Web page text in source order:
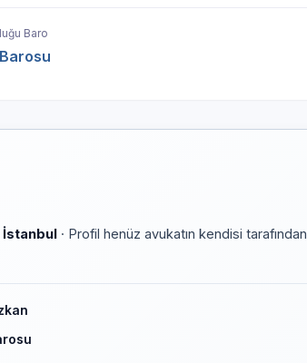
Baro
İstanbul · Profil henüz avukatın kendisi tarafından